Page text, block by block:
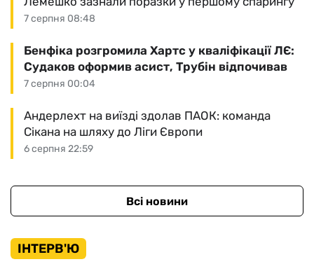
7 серпня 08:48
7 серпня 00:04
Бенфіка розгромила Хартс у кваліфікації ЛЄ:
Судаков оформив асист, Трубін відпочивав
6 серпня 22:59
Андерлехт на виїзді здолав ПАОК: команда
Сікана на шляху до Ліги Європи
Всі новини
ІНТЕРВ'Ю